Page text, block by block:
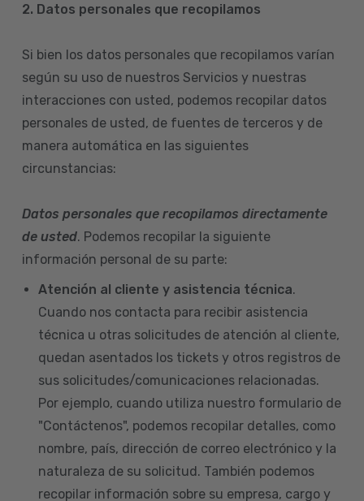
2. Datos personales que recopilamos
Si bien los datos personales que recopilamos varían
según su uso de nuestros Servicios y nuestras
interacciones con usted, podemos recopilar datos
personales de usted, de fuentes de terceros y de
manera automática en las siguientes
circunstancias:
Datos personales que recopilamos directamente
de usted. Podemos recopilar la siguiente
información personal de su parte:
Atención al cliente y asistencia técnica.
Cuando nos contacta para recibir asistencia
técnica u otras solicitudes de atención al cliente,
quedan asentados los tickets y otros registros de
sus solicitudes/comunicaciones relacionadas.
Por ejemplo, cuando utiliza nuestro formulario de
"Contáctenos", podemos recopilar detalles, como
nombre, país, dirección de correo electrónico y la
naturaleza de su solicitud. También podemos
recopilar información sobre su empresa, cargo y